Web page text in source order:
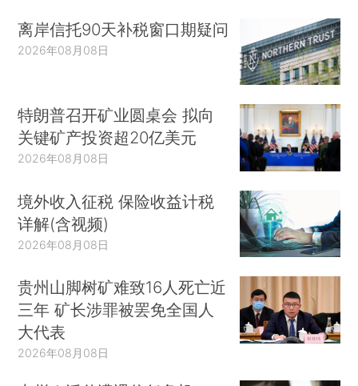
离岸信托90天补税窗口期疑问
2026年08月08日
特朗普召开矿业圆桌会 拟向
关键矿产投资超20亿美元
2026年08月08日
境外收入征税 保险收益计税
详解(含视频)
2026年08月08日
贵州山脚树矿难致16人死亡近
三年 矿长涉罪被罢免全国人
大代表
2026年08月08日